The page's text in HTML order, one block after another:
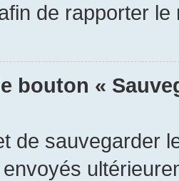
de rapporter le
bouton «
de sauvegarder